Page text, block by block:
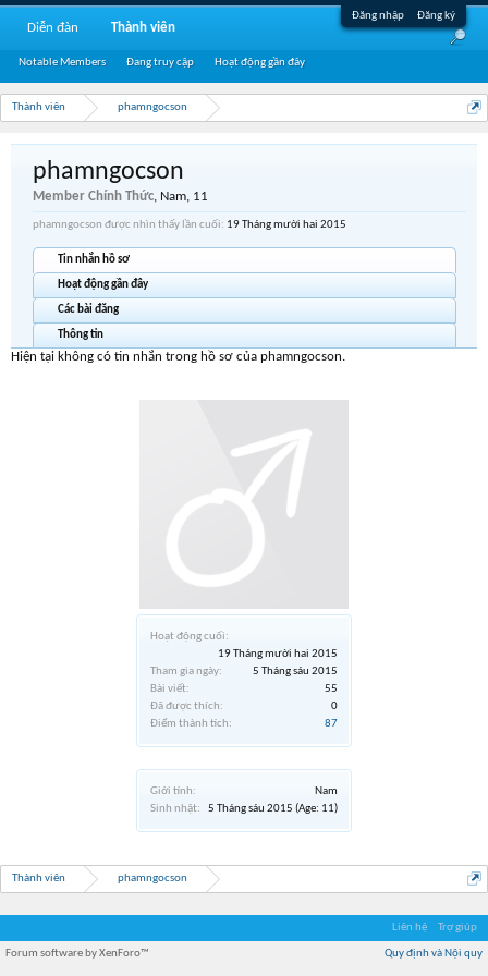
Đăng nhập Đăng ký
Thành viên phamngocson
Hoạt động cuối:
19 Tháng mười hai 2015
Tham gia ngày:
5 Tháng sáu 2015
Bài viết:
55
Đã được thích:
0
Điểm thành tích:
87
Giới tính:
Nam
Sinh nhật:
5 Tháng sáu 2015 (Age: 11)
phamngocson
Member Chính Thức, Nam, 11
phamngocson được nhìn thấy lần cuối: 19 Tháng mười hai 2015
Tin nhắn hồ sơ
Hoạt động gần đây
Các bài đăng
Thông tin
Hiện tại không có tin nhắn trong hồ sơ của phamngocson.
Thành viên phamngocson
Diễn đàn Thành viên
Notable Members Đang truy cập Hoạt động gần đây
Liên hệ Trợ giúp
Quy định và Nội quy
Forum software by XenForo™